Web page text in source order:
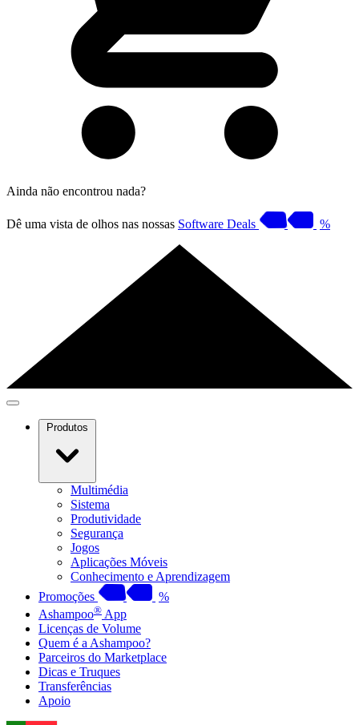
Ainda não encontrou nada?
Dê uma vista de olhos nas nossas Software Deals %
Produtos
Multimédia
Sistema
Produtividade
Segurança
Jogos
Aplicações Móveis
Conhecimento e Aprendizagem
Promoções
%
Ashampoo® App
Licenças de Volume
Quem é a Ashampoo?
Parceiros do Marketplace
Dicas e Truques
Transferências
Apoio